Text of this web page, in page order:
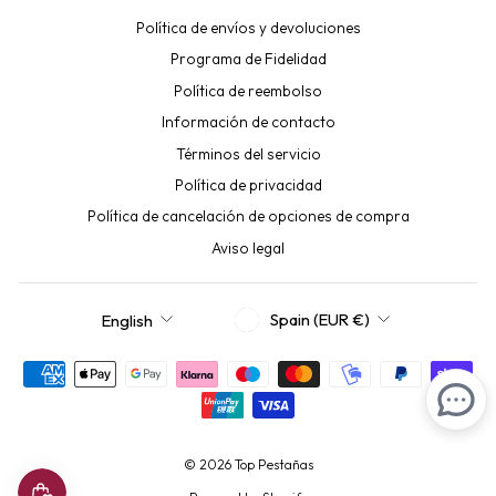
Política de envíos y devoluciones
Programa de Fidelidad
Política de reembolso
Información de contacto
Términos del servicio
Política de privacidad
Política de cancelación de opciones de compra
Aviso legal
LANGUAGE
English CURRENCY
Spain (EUR €)
© 2026 Top Pestañas